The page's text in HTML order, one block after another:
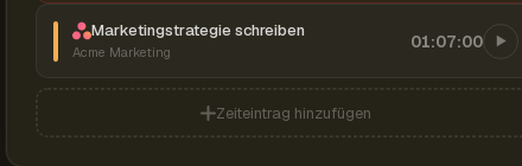
Marketingstrategie schreiben
Acme Marketing
01:07:00
Zeiteintrag hinzufügen